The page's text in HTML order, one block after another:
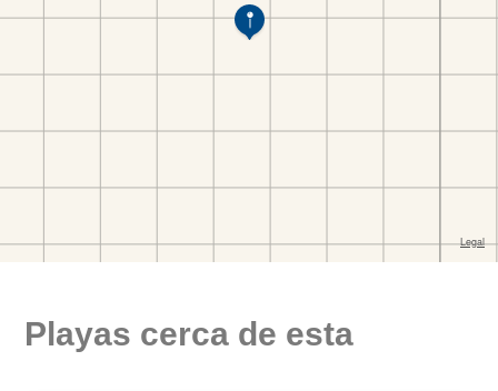
Playas cerca de esta